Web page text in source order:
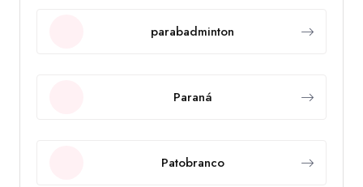
parabadminton
Paraná
Patobranco